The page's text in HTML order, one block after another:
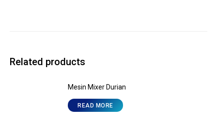
Related products
Mesin Mixer Durian
READ MORE